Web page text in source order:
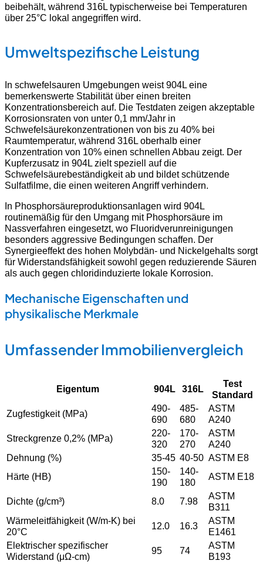
beibehält, während 316L typischerweise bei Temperaturen
über 25°C lokal angegriffen wird.
Umweltspezifische Leistung
In schwefelsauren Umgebungen weist 904L eine
bemerkenswerte Stabilität über einen breiten
Konzentrationsbereich auf. Die Testdaten zeigen akzeptable
Korrosionsraten von unter 0,1 mm/Jahr in
Schwefelsäurekonzentrationen von bis zu 40% bei
Raumtemperatur, während 316L oberhalb einer
Konzentration von 10% einen schnellen Abbau zeigt. Der
Kupferzusatz in 904L zielt speziell auf die
Schwefelsäurebeständigkeit ab und bildet schützende
Sulfatfilme, die einen weiteren Angriff verhindern.
In Phosphorsäureproduktionsanlagen wird 904L
routinemäßig für den Umgang mit Phosphorsäure im
Nassverfahren eingesetzt, wo Fluoridverunreinigungen
besonders aggressive Bedingungen schaffen. Der
Synergieeffekt des hohen Molybdän- und Nickelgehalts sorgt
für Widerstandsfähigkeit sowohl gegen reduzierende Säuren
als auch gegen chloridinduzierte lokale Korrosion.
Mechanische Eigenschaften und
physikalische Merkmale
Umfassender Immobilienvergleich
Eigentum 904L 316L
Test
Standard
Zugfestigkeit (MPa)
490-
690
485-
680
ASTM
A240
Streckgrenze 0,2% (MPa)
220-
320
170-
270
ASTM
A240
Dehnung (%)
35-45 40-50 ASTM E8
Härte (HB)
150-
190
140-
180
ASTM E18
Dichte (g/cm³) 8.0 7.98
ASTM
B311
Wärmeleitfähigkeit (W/m-K) bei
20°C
12.0 16.3
ASTM
E1461
Elektrischer spezifischer
Widerstand (μΩ-cm)
95 74
ASTM
B193